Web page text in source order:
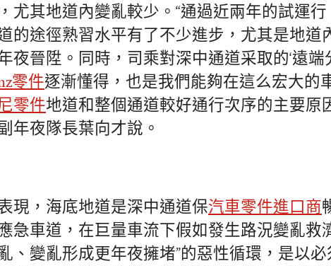
尤其地道內變亂較少。“通過近兩年的試運
的途徑熟習水平有了不少進步，尤其是地道
夜晉陞。同時，司乘對深中通道采取的‘遠端
零件逐漸懂得，也是我們能夠在這么宏大的
零件地道和整個通道較好通行次序的主要原
年夜隊長葉向才說。
現，海底地道是深中通道保汽車零件進口商
急車道，在巨量車流下假如發生路況變亂救
、變亂形成更年夜擁堵”的惡性循環，是以